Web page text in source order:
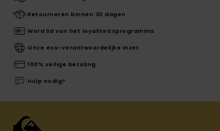
Retourneren binnen 30 dagen
Word lid van het loyaliteitsprogramma
Onze eco-verantwoordelijke inzet
100% veilige betaling
Hulp nodig?